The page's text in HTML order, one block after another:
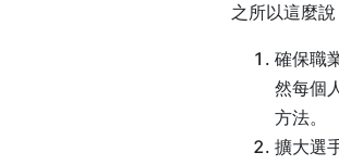
之所以這麼
確保職
然每個
方法。
擴大選